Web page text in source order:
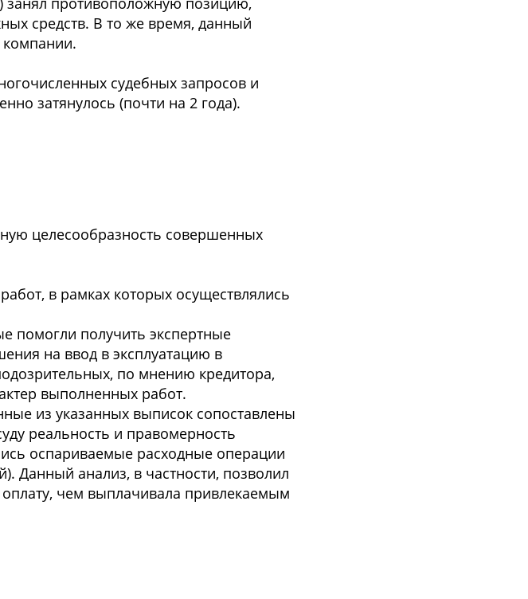
средств. В то же время, данный
компании.
судебных запросов и
затянулось (почти на 2 года).
целесообразность совершенных
в рамках которых осуществлялись
помогли получить экспертные
на ввод в эксплуатацию в
по мнению кредитора,
выполненных работ.
из указанных выписок сопоставлены
реальность и правомерность
оспариваемые расходные операции
Данный анализ, в частности, позволил
чем выплачивала привлекаемым